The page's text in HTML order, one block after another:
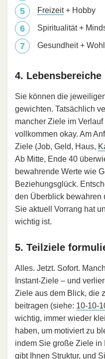
Freizeit+ Hobby
Spiritualität +
Gesundheit +
4. Lebensbereiche
Sie können die
gewichten. Tatsächlich
mancher Ziele im
vollkommen okay. Am
Ziele (Job, Geld, Haus,
Ab Mitte, Ende 40
bewahrende Werte wie
Beziehungsglück.
den Überblick bewahren
Sie aktuell Vorrang hat
wichtig ist.
5. Teilziele
Alles. Jetzt. Sofort.
Instant-Ziele – und
Ziele aus dem Blick, die
beitragen (siehe: 10-10-
wichtig, immer wieder
haben, um motiviert zu
indem Sie große Ziele
gibt Ihnen Struktur, und